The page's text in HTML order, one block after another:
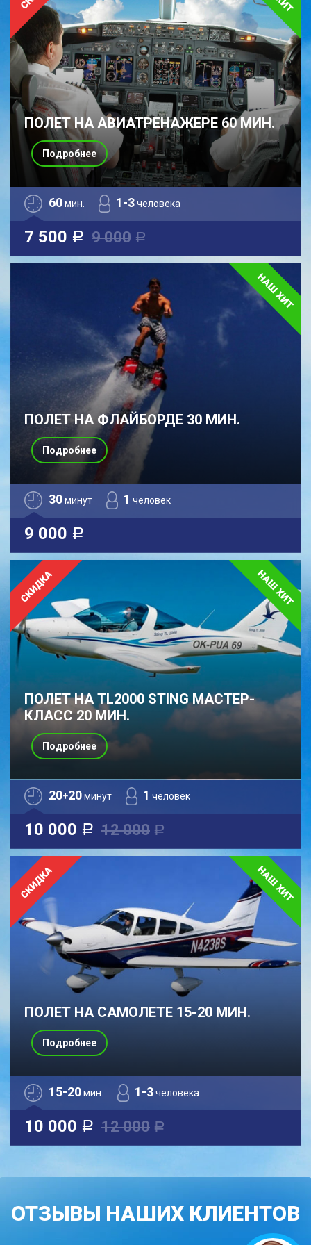
ПОЛЕТ НА АВИАТРЕНАЖЕРЕ 60 МИН.
60мин. 1-3человека
7 500 a 9 000 a
Подробнее
ПОЛЕТ НА ФЛАЙБОРДЕ 30 МИН.
30минут 1 человек
9 000 a
Подробнее
ПОЛЕТ НА TL2000 STING МАСТЕР-
КЛАСС 20 МИН.
20+20минут 1 человек
10 000 a 12 000 a
Подробнее
ПОЛЕТ НА САМОЛЕТЕ 15-20 МИН.
15-20мин. 1-3человека
10 000 a 12 000 a
Подробнее
ОТЗЫВЫ НАШИХ КЛИЕНТОВ